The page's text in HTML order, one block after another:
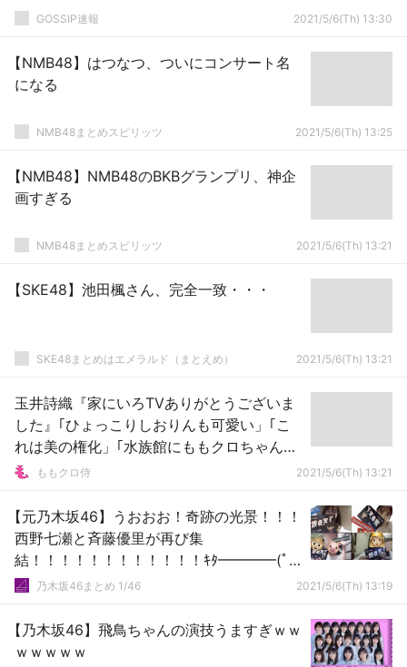
GOSSIP速報 2021/5/6(Th) 13:30
【NMB48】はつなつ、ついにコンサート名
になる
NMB48まとめスピリッツ 2021/5/6(Th) 13:25
【NMB48】NMB48のBKBグランプリ、神企
画すぎる
NMB48まとめスピリッツ 2021/5/6(Th) 13:21
【SKE48】池田楓さん、完全一致・・・
SKE48まとめはエメラルド（まとえめ） 2021/5/6(Th) 13:21
玉井詩織『家にいろTVありがとうございま
した』｢ひょっこりしおりんも可愛い」｢こ
れは美の権化」｢水族館にももクロちゃんは
とてもお似合い」
ももクロ侍 2021/5/6(Th) 13:21
【元乃木坂46】うおおお！奇跡の光景！！！
西野七瀬と斉藤優里が再び集
結！！！！！！！！！！！！ｷﾀ━━━━(ﾟ
∀ﾟ)━━━━！！！
乃木坂46まとめ 1/46 2021/5/6(Th) 13:19
【乃木坂46】飛鳥ちゃんの演技うますぎｗｗ
ｗｗｗｗｗ